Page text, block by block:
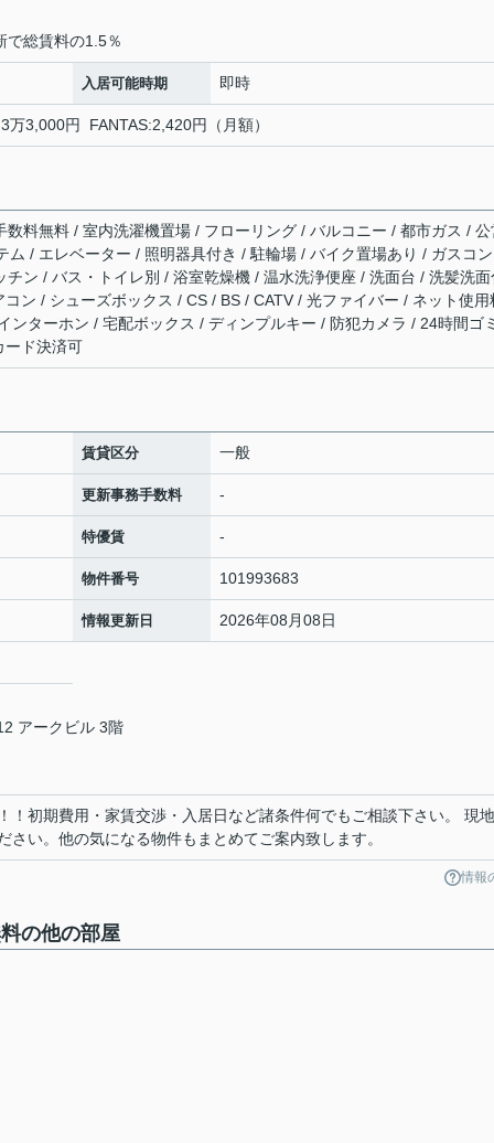
で総賃料の1.5％
入居可能時期 即時
3,000円 FANTAS:2,420円（月額）
料無料 / 室内洗濯機置場 / フローリング / バルコニー / 都市ガス / 公
ム / エレベーター / 照明器具付き / 駐輪場 / バイク置場あり / ガスコン
ン / バス・トイレ別 / 浴室乾燥機 / 温水洗浄便座 / 洗面台 / 洗髪洗面
ン / シューズボックス / CS / BS / CATV / 光ファイバー / ネット使用
ンターホン / 宅配ボックス / ディンプルキー / 防犯カメラ / 24時間ゴ
ード決済可
賃貸区分 一般
更新事務手数料 -
特優賃 -
物件番号 101993683
情報更新日 2026年08月08日
アークビル 3階
！初期費用・家賃交渉・入居日など諸条件何でもご相談下さい。 現
さい。他の気になる物件もまとめてご案内致します。
情報
の他の部屋